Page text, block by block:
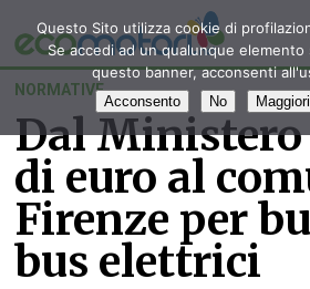
NORMATIVE
Dal
di euro al
Firenze per
bus elettrici
Questo Sito utilizza cookie di
Se accedi ad un qualunque
questo banner, acconsenti
Acconsento No